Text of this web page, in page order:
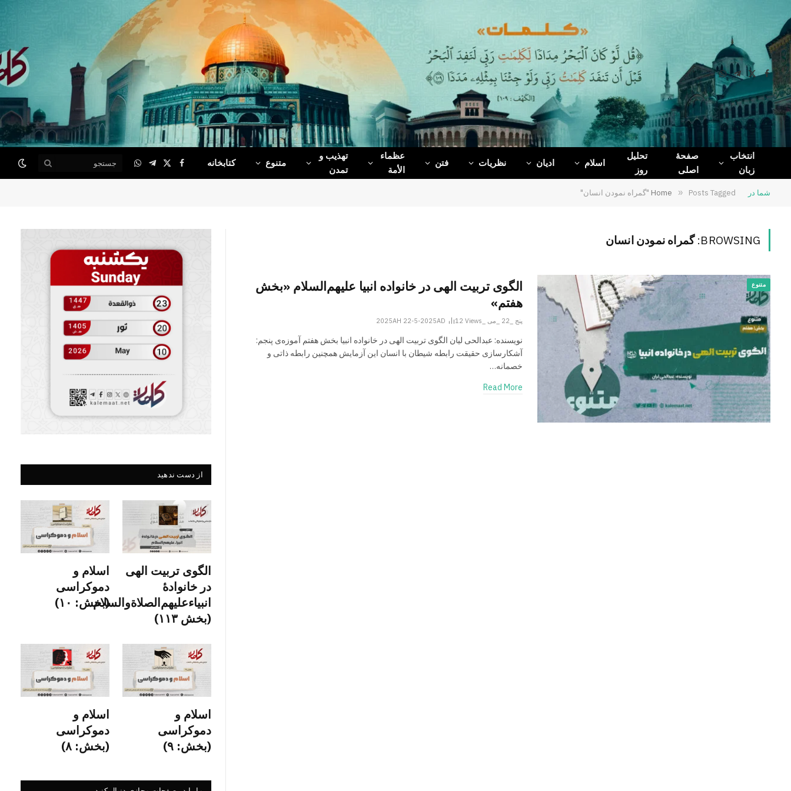
Facebook
X
(Twitter)
Telegram
WhatsApp
انتخاب
زبان
صفحۀ
اصلی
تحلیل
روز
اسلام ادیان نظریات فتن
عظماء‌
الأمة
تهذیب و
تمدن
متنوع کتابخانه Facebook
X
(Twitter)
Telegram
WhatsApp
شما در Home » Posts Tagged "گمراه نمودن انسان"
BROWSING: گمراه نمودن انسان
متنوع
الگوی تربیت الهی در خانواده انبیا علیهم‌السلام «بخش
هفتم»
پنج _22 _می _2025AH 22-5-2025AD 12Views
نویسنده: عبدالحی لیان الگوی تربیت الهی در خانواده انبیا بخش هفتم آموزه‌ی پنجم:
آشکارسازی حقیقت رابطه شیطان با انسان این آزمایش همچنین رابطه ذاتی و
خصمانه…
Read More
از دست ندهید
الگوی تربیت الهی
در خانوادۀ
انبیاءعلیهم‌الصلاةو‌السلام
(بخش ۱۱۳)
اسلام و
دموکراسی
(بخش: ۱۰)
اسلام و
دموکراسی
(بخش: ۹)
اسلام و
دموکراسی
(بخش: ۸)